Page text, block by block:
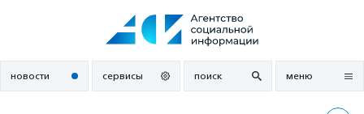
новости сервисы поиск меню